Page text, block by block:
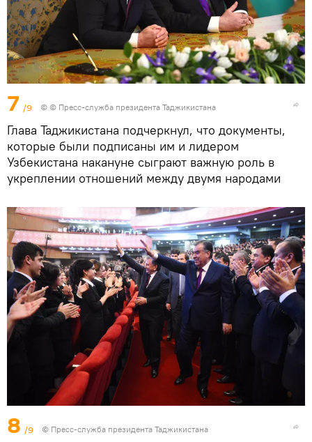
7 /9 © © Пресс-служба президента Таджикистана
Глава Таджикистана подчеркнул, что документы,
которые были подписаны им и лидером
Узбекистана накануне сыграют важную роль в
укреплении отношений между двумя народами
8 /9 © Пресс-служба президента Таджикистана